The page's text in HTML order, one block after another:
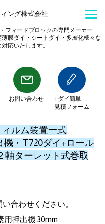
​お問い合わせ
Tダイ簡単
見積フォーム
ング株式会社
フィードブロックの専門メーカー
薄膜ダイ・シートダイ・多層化様々な
対応いたします。
ィルム装置一式
機・T720ダイ+ロール
軸ターレット式巻取
合わせください。
用押出機 30mm